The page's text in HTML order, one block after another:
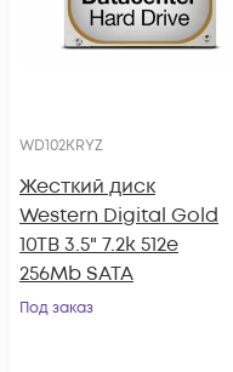
WD102KRYZ
Жесткий диск
Western Digital Gold
10TB 3.5" 7.2k 512e
256Mb SATA
Под заказ